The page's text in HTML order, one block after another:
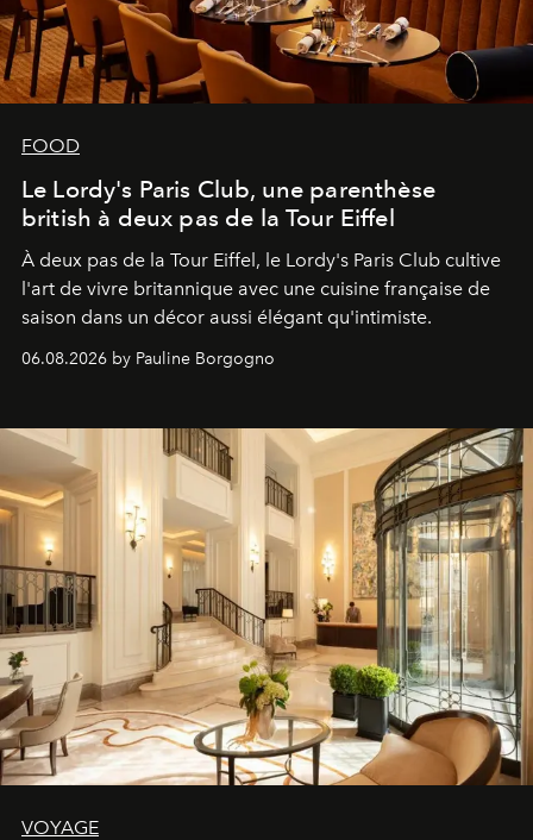
FOOD
Le Lordy's Paris Club, une parenthèse
british à deux pas de la Tour Eiffel
À deux pas de la Tour Eiffel, le Lordy's Paris Club cultive
l'art de vivre britannique avec une cuisine française de
saison dans un décor aussi élégant qu'intimiste.
06.08.2026 by Pauline Borgogno
VOYAGE